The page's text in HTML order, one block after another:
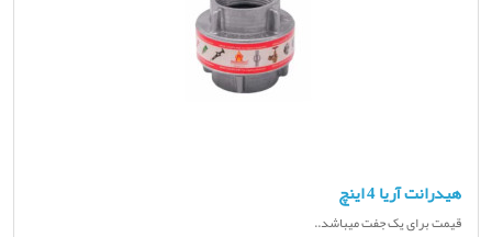
هیدرانت آریا 4 اینچ
قیمت برای یک جفت میباشد..